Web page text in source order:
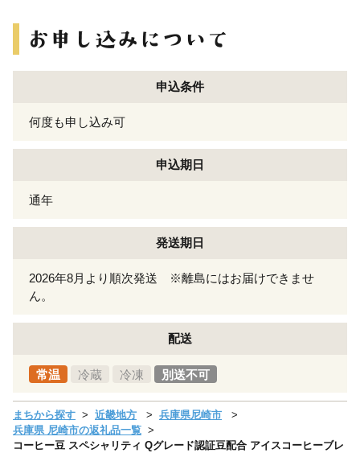
申込条件
何度も申し込み可
申込期日
通年
発送期日
2026年8月より順次発送 ※離島にはお届けできませ
ん。
配送
常温 冷蔵 冷凍 別送不可
まちから探す 近畿地方
兵庫県尼崎市
兵庫県 尼崎市の返礼品一覧
コーヒー豆 スペシャリティ Qグレード認証豆配合 アイスコーヒーブレ